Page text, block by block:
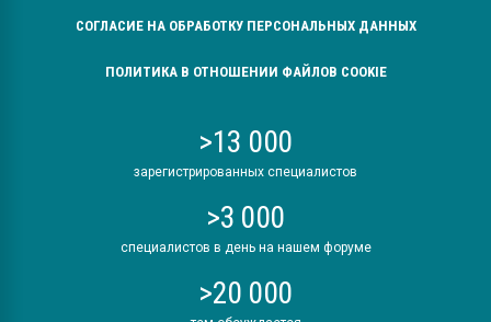
СОГЛАСИЕ НА ОБРАБОТКУ ПЕРСОНАЛЬНЫХ ДАННЫХ
ПОЛИТИКА В ОТНОШЕНИИ ФАЙЛОВ COOKIE
>13 000
зарегистрированных специалистов
>3 000
специалистов в день на нашем форуме
>20 000